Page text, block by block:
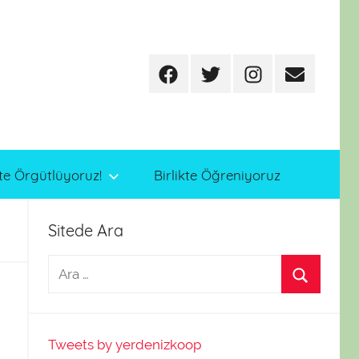
FacebookTwitterInstagram
E-
Örgütlüyoruz! Birlikte Öğreniyoruz
Sitede Ara
Tweets by yerdenizkoop